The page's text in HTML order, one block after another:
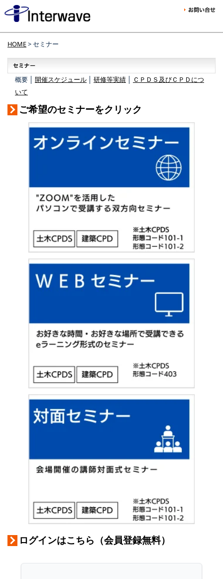
HOME> セミナー
概要 │ 開催スケジュール 研修等実績
ＣＰＤＳ及びＣＰＤにつ
いて
ご希望のセミナーをクリック
ログインはこちら（会員登録無料）